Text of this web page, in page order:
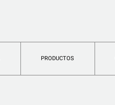
PRODUCTOS